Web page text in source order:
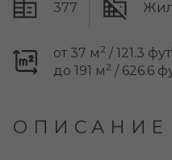
377
от 37 м2 / 121.3 фут
до 191 м2 / 626.6
ОПИСАНИЕ